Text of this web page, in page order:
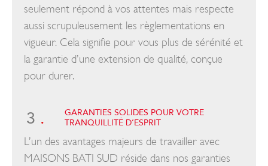
seulement répond à vos attentes mais respecte
aussi scrupuleusement les règlementations en
vigueur. Cela signifie pour vous plus de sérénité et
la garantie d’une extension de qualité, conçue
pour durer.
3 .
GARANTIES SOLIDES POUR VOTRE
TRANQUILLITÉ D’ESPRIT
L’un des avantages majeurs de travailler avec
MAISONS BATI SUD réside dans nos garanties